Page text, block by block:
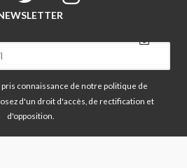
connaissance de notre politique de
d'un droit d'accès, de rectification et
d'opposition.